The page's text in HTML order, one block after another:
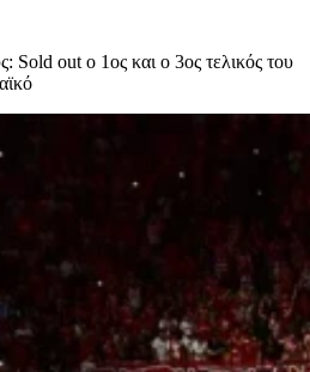
Sold out ο 1ος και ο 3ος τελικός του